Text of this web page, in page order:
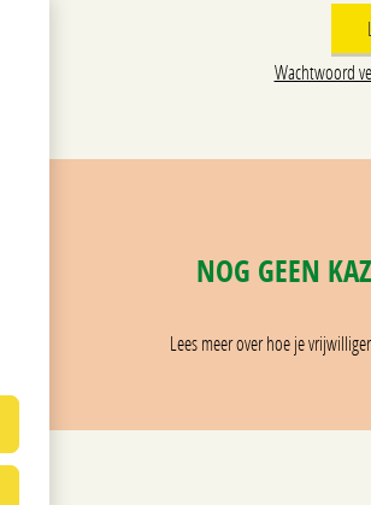
Wachtwoord
NOG GEEN
Lees meer over hoe je